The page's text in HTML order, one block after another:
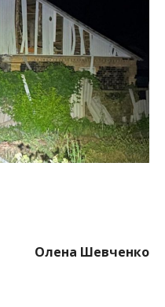
Олена Шевченко